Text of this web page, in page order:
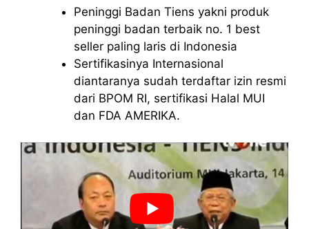
Peninggi Badan Tiens yakni produk
peninggi badan terbaik no. 1 best
seller paling laris di Indonesia
Sertifikasinya Internasional
diantaranya sudah terdaftar izin resmi
dari BPOM RI, sertifikasi Halal MUI
dan FDA AMERIKA.